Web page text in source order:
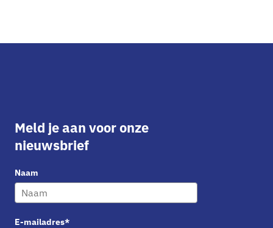
Meld je aan voor onze
nieuwsbrief
Naam
E-mailadres*